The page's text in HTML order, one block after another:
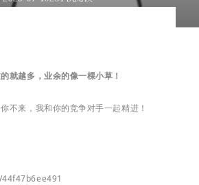
就越多，业余的像一棵小草！
不来，我和你的竞争对手一起精进！